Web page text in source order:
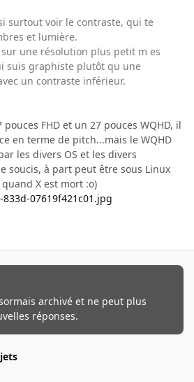
surtout voir le contraste, qui te
et lumière.
une résolution plus petit m es
suis graphiste plutôt qu une
un contraste inférieur.
FHD et un 27 pouces WQHD, il
en terme de pitch...mais le WQHD
les divers OS et les divers
soucis, à part peut être sous Linux
X est mort :o)
archivé et ne peut plus
réponses.